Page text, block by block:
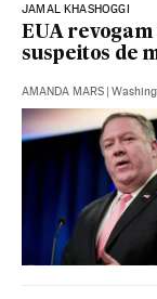
JAMAL KHASHOGGI
EUA revogam
suspeitos de
AMANDA MARS |